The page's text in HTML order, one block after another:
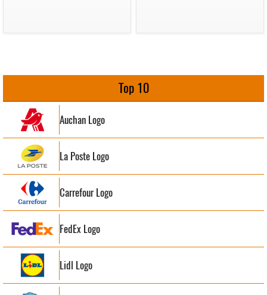
Top 10
Auchan Logo
La Poste Logo
Carrefour Logo
FedEx Logo
Lidl Logo